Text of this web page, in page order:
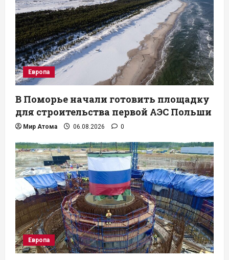
Европа
В Поморье начали готовить площадку
для строительства первой АЭС Польши
Мир Атома 06.08.2026 0
Европа